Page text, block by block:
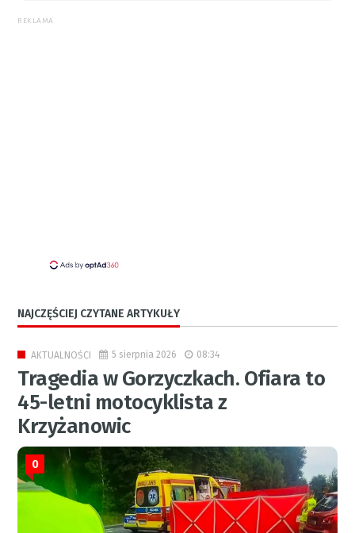
REKLAMA
NAJCZĘŚCIEJ CZYTANE ARTYKUŁY
AKTUALNOŚCI 5 sierpnia 2026 08:34
Tragedia w Gorzyczkach. Ofiara to
45-letni motocyklista z
Krzyżanowic
0